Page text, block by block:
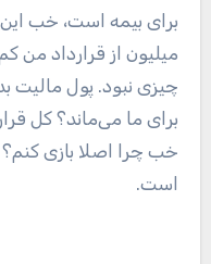
میلیون از قرارداد من
چیزی نبود. پول مالیت
است.